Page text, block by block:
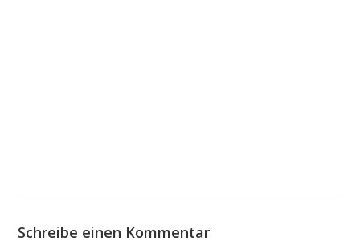
Schreibe einen Kommentar